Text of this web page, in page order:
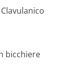
bicchiere